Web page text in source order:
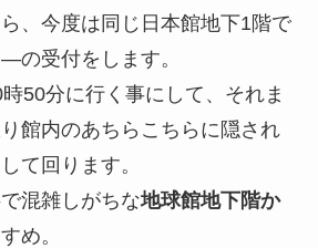
、今度は同じ日本館地下1階で
の受付をします。
50分に行く事にして、それま
館内のあちらこちらに隠され
て回ります。
混雑しがちな地球館地下階か
め。